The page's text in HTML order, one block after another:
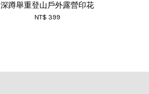
深蹲舉重登山戶外露營印花
NT$ 399